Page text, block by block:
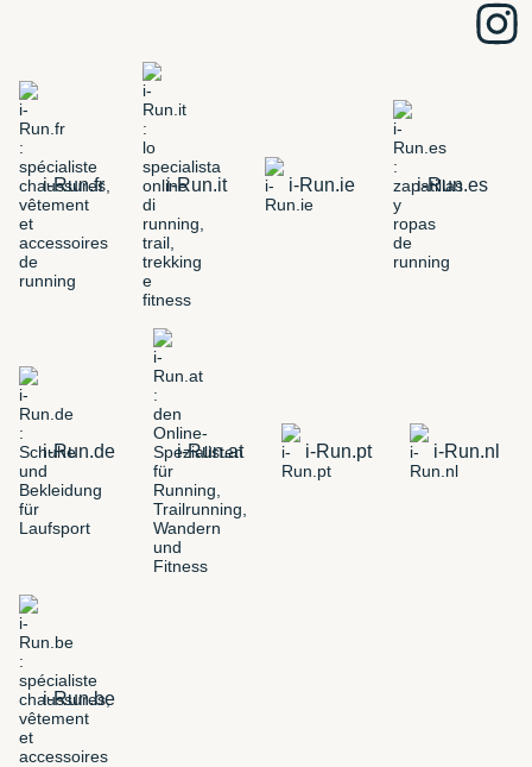
i-Run.fr i-Run.it i-Run.ie i-Run.es
i-Run.de i-Run.at i-Run.pt i-Run.nl
i-Run.be